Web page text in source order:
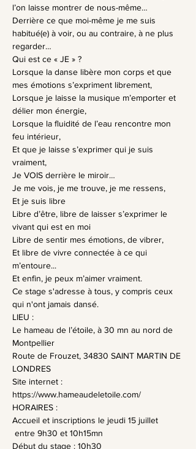
l’on laisse montrer de nous-même…
Derrière ce que moi-même je me suis
habitué(e) à voir, ou au contraire, à ne plus
regarder…
Qui est ce « JE » ?
Lorsque la danse libère mon corps et que
mes émotions s’expriment librement,
Lorsque je laisse la musique m’emporter et
délier mon énergie,
Lorsque la fluidité de l’eau rencontre mon
feu intérieur,
Et que je laisse s’exprimer qui je suis
vraiment,
Je VOIS derrière le miroir…
Je me vois, je me trouve, je me ressens,
Et je suis libre
Libre d’être, libre de laisser s’exprimer le
vivant qui est en moi
Libre de sentir mes émotions, de vibrer,
Et libre de vivre connectée à ce qui
m’entoure...
Et enfin, je peux m’aimer vraiment.
Ce stage s'adresse à tous, y compris ceux
qui n'ont jamais dansé.
LIEU :
Le hameau de l’étoile, à 30 mn au nord de
Montpellier
Route de Frouzet, 34830 SAINT MARTIN DE
LONDRES
Site internet :
https://www.hameaudeletoile.com/
HORAIRES :
Accueil et inscriptions le jeudi 15 juillet
entre 9h30 et 10h15mn
Début du stage : 10h30